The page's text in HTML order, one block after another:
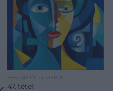
FESTMÉNY, GRAFIKA
47. tétel: